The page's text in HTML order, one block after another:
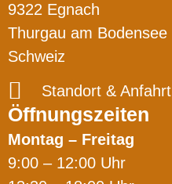
9322 Egnach
Thurgau am Bodensee
Schweiz
Standort & Anfahrt
Öffnungszeiten
Montag – Freitag
9:00 – 12:00 Uhr